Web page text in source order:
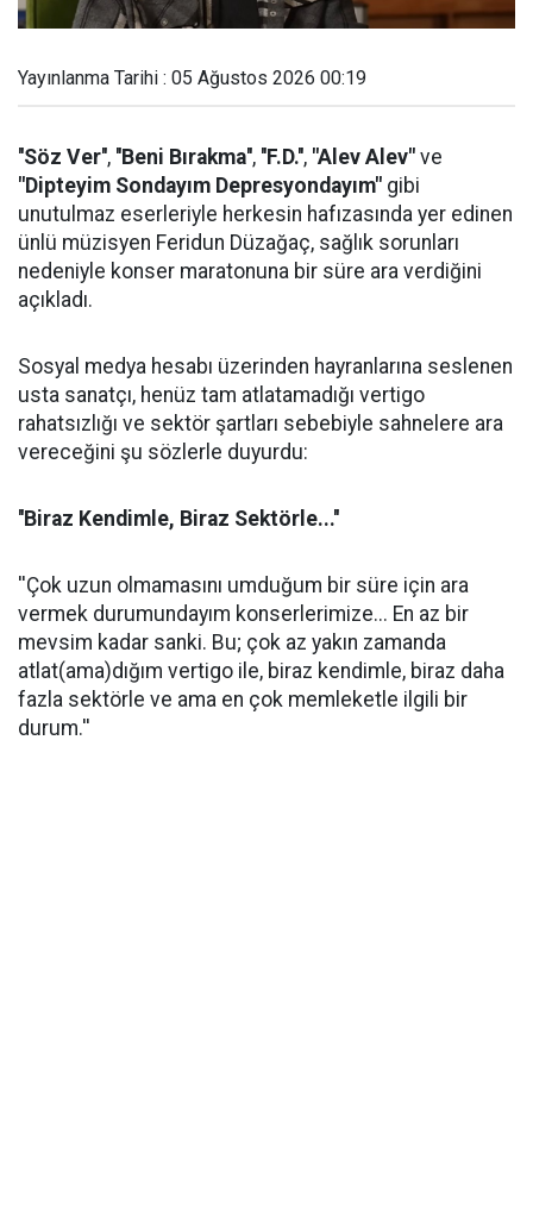
Yayınlanma Tarihi : 05 Ağustos 2026 00:19
''Söz Ver'', ''Beni Bırakma'', ''F.D.'', "Alev Alev" ve
"Dipteyim Sondayım Depresyondayım" gibi
unutulmaz eserleriyle herkesin hafızasında yer edinen
ünlü müzisyen Feridun Düzağaç, sağlık sorunları
nedeniyle konser maratonuna bir süre ara verdiğini
açıkladı.
Sosyal medya hesabı üzerinden hayranlarına seslenen
usta sanatçı, henüz tam atlatamadığı vertigo
rahatsızlığı ve sektör şartları sebebiyle sahnelere ara
vereceğini şu sözlerle duyurdu:
''Biraz Kendimle, Biraz Sektörle...''
''Çok uzun olmamasını umduğum bir süre için ara
vermek durumundayım konserlerimize... En az bir
mevsim kadar sanki. Bu; çok az yakın zamanda
atlat(ama)dığım vertigo ile, biraz kendimle, biraz daha
fazla sektörle ve ama en çok memleketle ilgili bir
durum.''